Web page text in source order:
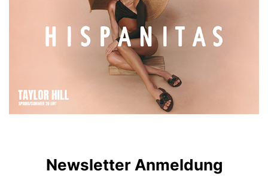
Newsletter Anmeldung